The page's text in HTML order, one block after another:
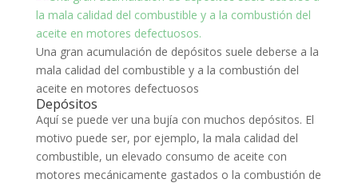
Una gran acumulación de depósitos suele deberse a la
mala calidad del combustible y a la combustión del
aceite en motores defectuosos
Depósitos
Aquí se puede ver una bujía con muchos depósitos. El
motivo puede ser, por ejemplo, la mala calidad del
combustible, un elevado consumo de aceite con
motores mecánicamente gastados o la combustión de